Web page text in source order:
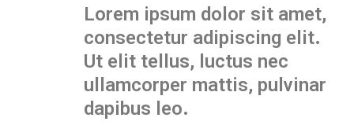
Lorem ipsum dolor sit amet,
consectetur adipiscing elit.
Ut elit tellus, luctus nec
ullamcorper mattis, pulvinar
dapibus leo.